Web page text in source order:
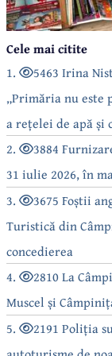
Cele mai citite
1.
5463 Irina
„Primăria nu este
a rețelei de apă și
câmpinenilor!”
2.
3884
31 iulie 2026, în
3.
3675 Foștii
Turistică din
concedierea
4.
2810 La
Muscel și
5.
2191 Poliția